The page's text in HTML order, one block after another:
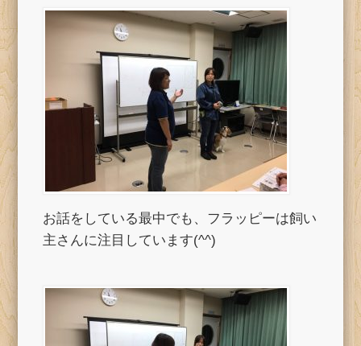
お話をしている最中でも、フラッピーは飼い
主さんに注目しています(^^)